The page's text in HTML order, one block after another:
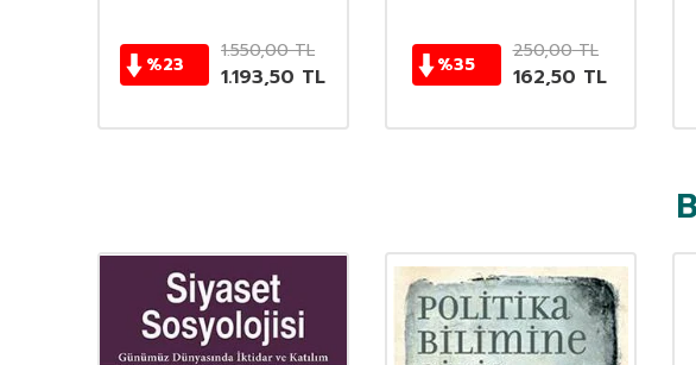
%23
1.550,00TL
1.193,50 TL %35
250,00TL
162,50 TL